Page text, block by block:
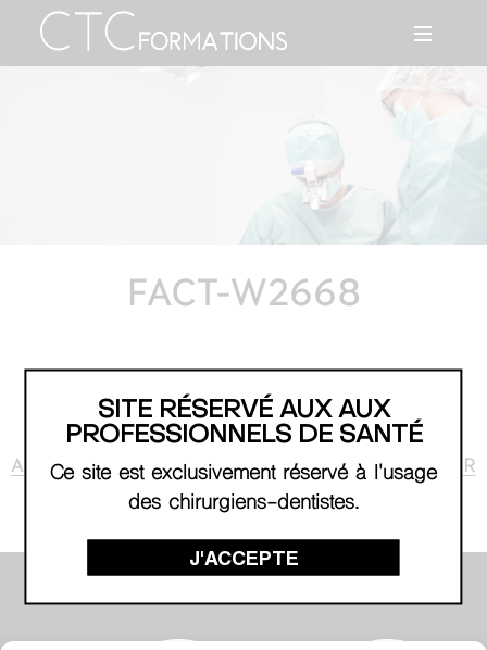
FACT-W2668
AGENDA RETOUR
SITE RÉSERVÉ AUX AUX
PROFESSIONNELS DE SANTÉ
Ce site est exclusivement réservé à l'usage
des chirurgiens-dentistes.
J'ACCEPTE